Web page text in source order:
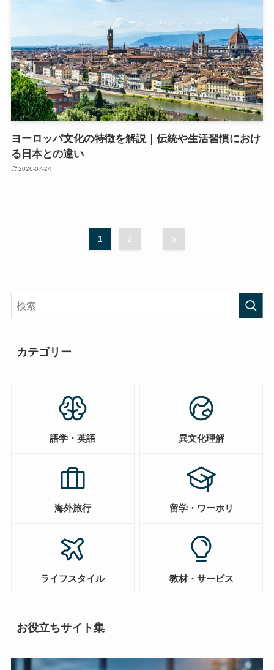
ヨーロッパ文化の特徴を解説｜伝統や生活習慣におけ
る日本との違い
2026-07-24
1 2 5
カテゴリー
語学・英語 異文化理解
海外旅行 留学・ワーホリ
ライフスタイル 教材・サービス
お役立ちサイト集